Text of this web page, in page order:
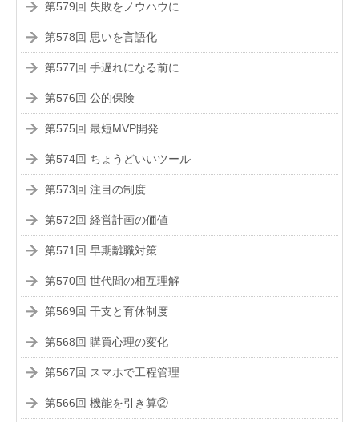
第579回 失敗をノウハウに
第578回 思いを言語化
第577回 手遅れになる前に
第576回 公的保険
第575回 最短MVP開発
第574回 ちょうどいいツール
第573回 注目の制度
第572回 経営計画の価値
第571回 早期離職対策
第570回 世代間の相互理解
第569回 干支と育休制度
第568回 購買心理の変化
第567回 スマホで工程管理
第566回 機能を引き算②